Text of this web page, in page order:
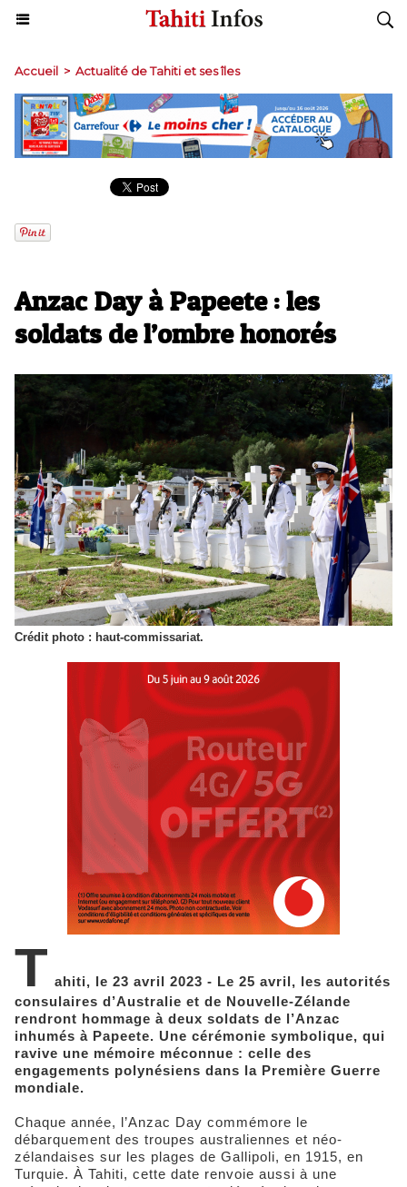
Accueil > Actualité de Tahiti et ses îles
Anzac Day à Papeete : les
soldats de l’ombre honorés
Crédit photo : haut-commissariat.
T ahiti, le 23 avril 2023 - Le 25 avril, les autorités
consulaires d’Australie et de Nouvelle-Zélande
rendront hommage à deux soldats de l’Anzac
inhumés à Papeete. Une cérémonie symbolique, qui
ravive une mémoire méconnue : celle des
engagements polynésiens dans la Première Guerre
mondiale.
Chaque année, l’Anzac Day commémore le
débarquement des troupes australiennes et néo-
zélandaises sur les plages de Gallipoli, en 1915, en
Turquie. À Tahiti, cette date renvoie aussi à une